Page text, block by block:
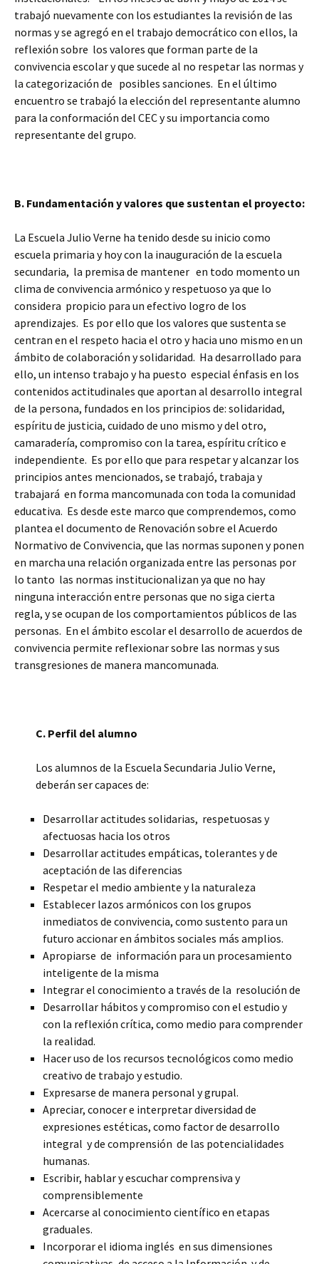
trabajó nuevamente con los estudiantes la revisión de las
normas y se agregó en el trabajo democrático con ellos, la
reflexión sobre los valores que forman parte de la
convivencia escolar y que sucede al no respetar las normas y
la categorización de posibles sanciones. En el último
encuentro se trabajó la elección del representante alumno
para la conformación del CEC y su importancia como
representante del grupo.
B. Fundamentación y valores que sustentan el proyecto:
La Escuela Julio Verne ha tenido desde su inicio como
escuela primaria y hoy con la inauguración de la escuela
secundaria, la premisa de mantener en todo momento un
clima de convivencia armónico y respetuoso ya que lo
considera propicio para un efectivo logro de los
aprendizajes. Es por ello que los valores que sustenta se
centran en el respeto hacia el otro y hacia uno mismo en un
ámbito de colaboración y solidaridad. Ha desarrollado para
ello, un intenso trabajo y ha puesto especial énfasis en los
contenidos actitudinales que aportan al desarrollo integral
de la persona, fundados en los principios de: solidaridad,
espíritu de justicia, cuidado de uno mismo y del otro,
camaradería, compromiso con la tarea, espíritu crítico e
independiente. Es por ello que para respetar y alcanzar los
principios antes mencionados, se trabajó, trabaja y
trabajará en forma mancomunada con toda la comunidad
educativa. Es desde este marco que comprendemos, como
plantea el documento de Renovación sobre el Acuerdo
Normativo de Convivencia, que las normas suponen y ponen
en marcha una relación organizada entre las personas por
lo tanto las normas institucionalizan ya que no hay
ninguna interacción entre personas que no siga cierta
regla, y se ocupan de los comportamientos públicos de las
personas. En el ámbito escolar el desarrollo de acuerdos de
convivencia permite reflexionar sobre las normas y sus
transgresiones de manera mancomunada.
C. Perfil del alumno
Los alumnos de la Escuela Secundaria Julio Verne,
deberán ser capaces de:
Desarrollar actitudes solidarias, respetuosas y
afectuosas hacia los otros
Desarrollar actitudes empáticas, tolerantes y de
aceptación de las diferencias
Respetar el medio ambiente y la naturaleza
Establecer lazos armónicos con los grupos
inmediatos de convivencia, como sustento para un
futuro accionar en ámbitos sociales más amplios.
Apropiarse de información para un procesamiento
inteligente de la misma
Integrar el conocimiento a través de la resolución de
Desarrollar hábitos y compromiso con el estudio y
con la reflexión crítica, como medio para comprender
la realidad.
Hacer uso de los recursos tecnológicos como medio
creativo de trabajo y estudio.
Expresarse de manera personal y grupal.
Apreciar, conocer e interpretar diversidad de
expresiones estéticas, como factor de desarrollo
integral y de comprensión de las potencialidades
humanas.
Escribir, hablar y escuchar comprensiva y
comprensiblemente
Acercarse al conocimiento científico en etapas
graduales.
Incorporar el idioma inglés en sus dimensiones